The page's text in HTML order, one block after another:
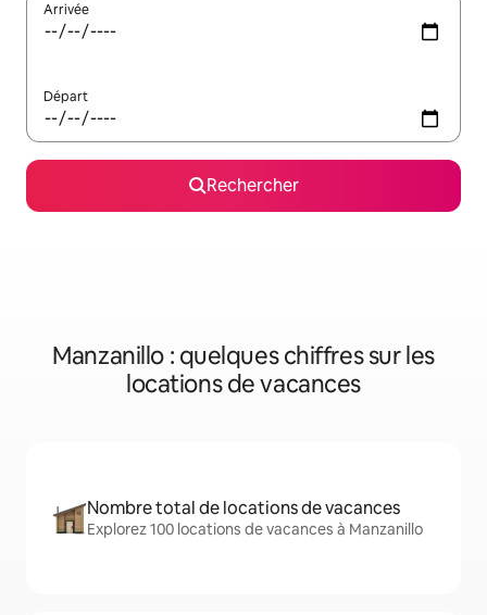
Arrivée
Départ
Rechercher
Manzanillo : quelques chiffres sur les
locations de vacances
Nombre total de locations de vacances
Explorez 100 locations de vacances à Manzanillo